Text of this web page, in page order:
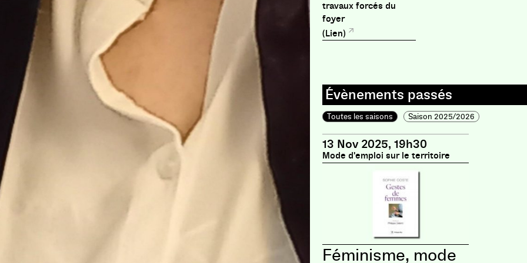
travaux forcés du
foyer
(Lien)
Toutes les saisons Saison 2025/2026
13 Nov 2025, 19h30
Mode d'emploi sur le territoire
Féminisme, mode